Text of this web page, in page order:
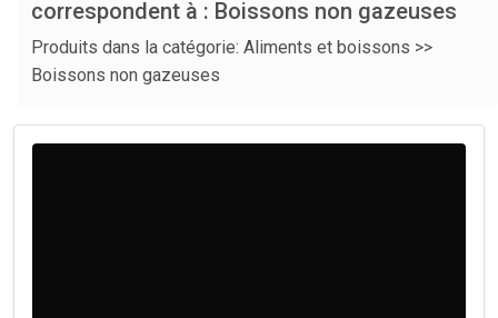
correspondent à : Boissons non gazeuses
Produits dans la catégorie: Aliments et boissons >>
Boissons non gazeuses